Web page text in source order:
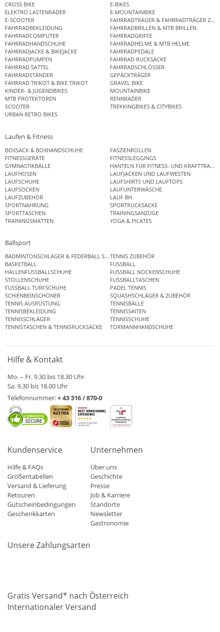
CROSS BIKE
E-BIKES
ELEKTRO LASTENRÄDER
E-MOUNTAINBIKE
E-SCOOTER
FAHRRADTRÄGER & FAHRRADTRÄGER
FAHRRADBEKLEIDUNG
FAHRRADBRILLEN & MTB BRILLEN
FAHRRADCOMPUTER
FAHRRADGRIFFE
FAHRRADHANDSCHUHE
FAHRRADHELME & MTB HELME
FAHRRADJACKE & BIKEJACKE
FAHRRADPEDALE
FAHRRADPUMPEN
FAHRRAD RUCKSÄCKE
FAHRRAD SATTEL
FAHRRADSCHLÖSSER
FAHRRADSTÄNDER
GEPÄCKTRÄGER
FAHRRAD TRIKOT & BIKE TRIKOT
GRAVEL BIKE
KINDER- & JUGENDBIKES
MOUNTAINBIKE
MTB PROTEKTOREN
RENNRÄDER
SCOOTER
TREKKINGBIKES & CITYBIKES
URBAN RETRO BIKES
Laufen & Fitness
BOXSACK & BOXHANDSCHUHE
FASZIENROLLEN
FITNESSGERÄTE
FITNESSLEGGINGS
GYMNASTIKBÄLLE
HANTELN FÜR FITNESS- UND
LAUFHOSEN
LAUFJACKEN UND LAUFWESTEN
LAUFSCHUHE
LAUFSHIRTS UND LAUFTOPS
LAUFSOCKEN
LAUFUNTERWÄSCHE
LAUFZUBEHÖR
LAUF BH
SPORTNAHRUNG
SPORTRUCKSÄCKE
SPORTTASCHEN
TRAININGSANZÜGE
TRAININGSMATTEN
YOGA & PILATES
Ballsport
BADMINTONSCHLÄGER & FEDERBALL SETSTENNIS ZUBEHÖR
BASKETBALL
FUSSBALL
HALLENFUSSBALLSCHUHE
FUSSBALL NOCKENSCHUHE
STOLLENSCHUHE
FUSSBALLTASCHEN
FUSSBALL TURFSCHUHE
PADEL TENNIS
SCHIENBEINSCHONER
SQUASHSCHLÄGER & ZUBEHÖR
TENNIS AUSRÜSTUNG
TENNISBÄLLE
TENNISBEKLEIDUNG
TENNISSAITEN
TENNISSCHLÄGER
TENNISSCHUHE
TENNISTASCHEN & TENNISRUCKSÄCKE
TORMANNHANDSCHUHE
Hilfe & Kontakt
Mo. – Fr. 9.30 bis 18.30 Uhr
Sa. 9.30 bis 18.00 Uhr
Telefonnummer:+ 43 316 / 870-0
Kundenservice
Hilfe & FAQs
Größentabellen
Versand & Lieferung
Retouren
Gutscheinbedingungen
Geschenkkarten
Unternehmen
Über uns
Geschichte
Presse
Job & Karriere
Standorte
Newsletter
Gastronomie
Unsere Zahlungsarten
Gratis Versand* nach Österreich
Internationaler Versand